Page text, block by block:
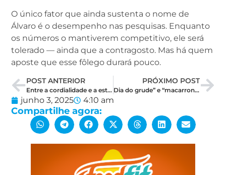
O único fator que ainda sustenta o nome de
Álvaro é o desempenho nas pesquisas. Enquanto
os números o mantiverem competitivo, ele será
tolerado — ainda que a contragosto. Mas há quem
aposte que esse fôlego durará pouco.
POST ANTERIOR
Entre a cordialidade e a estratégia: como Allyson deve lidar com a visita de Bolsonaro
PRÓXIMO POST
Dia do grude” e “macarronada”: Styvenson abre novo embate com deputados do RN
junho 3, 2025 4:10 am
Compartilhe agora: